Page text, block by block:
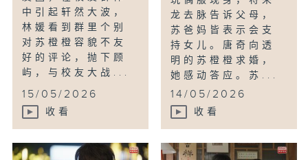
中引起轩然大波，
林媛看到群里个别
对苏橙橙容貌不友
好的评论，抛下顾
屿，与校友大战...
15/05/2026
收看
龙去脉告诉父母，
苏爸妈皆表示会支
持女儿。唐奇向透
明的苏橙橙求婚，
她感动答应。苏...
14/05/2026
收看